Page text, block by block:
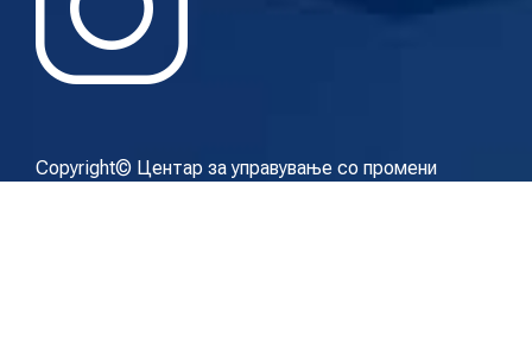
Copyright© Центар за управување со промени